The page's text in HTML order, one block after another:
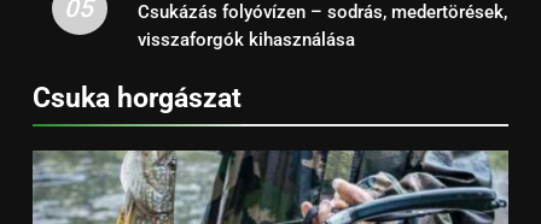
05
Csukázás folyóvízen – sodrás, medertörések,
visszaforgók kihasználása
Csuka horgászat